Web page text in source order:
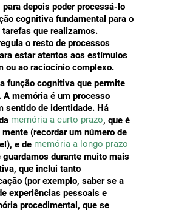
depois poder processá-lo
cognitiva fundamental para o
que realizamos.
o resto de processos
estar atentos aos estímulos
ou ao raciocínio complexo.
função cognitiva que permite
A memória é um processo
sentido de identidade. Há
memória a curto prazo , que é
(recordar um número de
e de memória a longo prazo
durante muito mais
que inclui tanto
(por exemplo, saber se a
experiências pessoais e
procedimental, que se